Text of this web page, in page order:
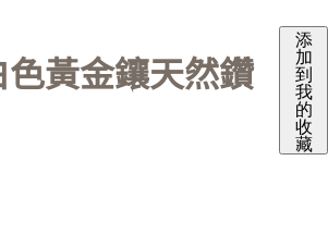
黃金鑲天然鑽
添
加
到
我
的
收
藏